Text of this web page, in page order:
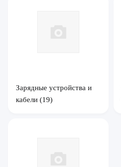
Зарядные устройства и
кабели (19)